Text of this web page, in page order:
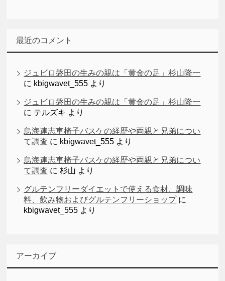
最近のコメント
ジュビロ磐田の生みの親は「黄金の足」杉山隆一
に kbigwavet_555 より
ジュビロ磐田の生みの親は「黄金の足」杉山隆一
に テルズキ より
鳥海連志車椅子バスケの経歴や両親と兄弟につい
て調査 に kbigwavet_555 より
鳥海連志車椅子バスケの経歴や両親と兄弟につい
て調査 に杉山 より
グルテンフリーダイエットで使える食材、調味
料、飲み物およびグルテンフリーショップに
kbigwavet_555 より
アーカイブ